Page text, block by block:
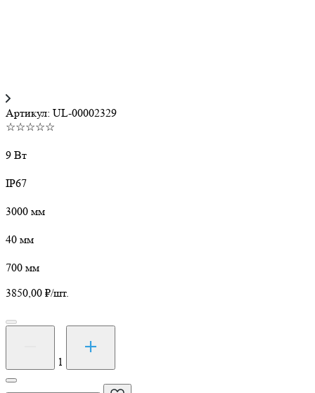
Артикул: UL-00002329
☆☆☆☆☆
9 Вт
IP67
3000 мм
40 мм
700 мм
3850,00 ₽/шт.
Количество
товара
Гирлянда
ULD-
1